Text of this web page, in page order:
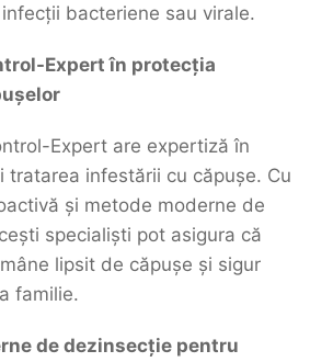
bacteriene sau virale.
Expert în protecția
Expert are expertiză în
tratarea infestării cu căpușe. Cu
și metode moderne de
specialiști pot asigura că
lipsit de căpușe și sigur
familie.
de dezinsecție pentru